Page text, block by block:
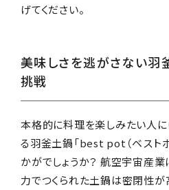
げてください。
美味しさを逃がさない羽
挑戦
本格的に料理を楽しみたい人に
る羽釜土鍋「best pot（ベストポ
かがでしょうか？ 航空宇宙産
力でつくられた土鍋は密閉性が